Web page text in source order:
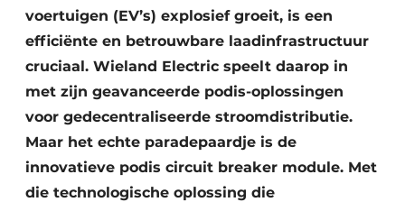
voertuigen (EV’s) explosief groeit, is een
efficiënte en betrouwbare laadinfrastructuur
cruciaal. Wieland Electric speelt daarop in
met zijn geavanceerde podis-oplossingen
voor gedecentraliseerde stroomdistributie.
Maar het echte paradepaardje is de
innovatieve podis circuit breaker module. Met
die technologische oplossing die